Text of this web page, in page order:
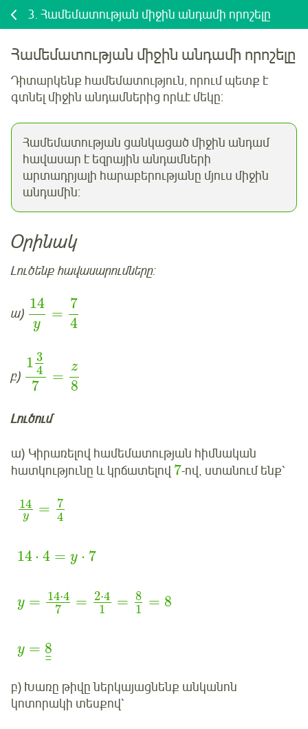
3. Համեմատության միջին անդամի որոշելը
Համեմատության միջին անդամի որոշելը
Դիտարկենք համեմատություն, որում պետք է
գտնել միջին անդամներից որևէ մեկը:
Համեմատության ցանկացած միջին անդամ
հավասար է եզրային անդամների
արտադրյալի հարաբերությանը մյուս միջին
անդամին:
Օրինակ
Լուծենք հավասարումները:
ա)
14
y
=
7
4
բ)
1 3
4
7
=
z
8
Լուծում
ա) Կիրառելով համեմատության հիմնական
հատկությունը և կրճատելով 7-ով, ստանում ենք՝
14
y = 7
4
14 ⋅ 4 = y ⋅ 7
y = 14⋅4
7
= 2⋅4
1
= 8
1 = 8
y = 8
¯
¯
բ) Խառը թիվը ներկայացնենք անկանոն
կոտորակի տեսքով՝